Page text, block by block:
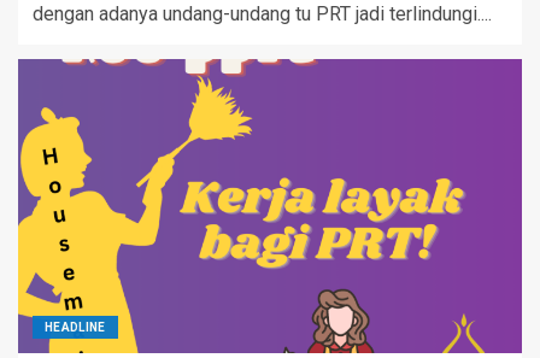
dengan adanya undang-undang tu PRT jadi terlindungi....
HEADLINE